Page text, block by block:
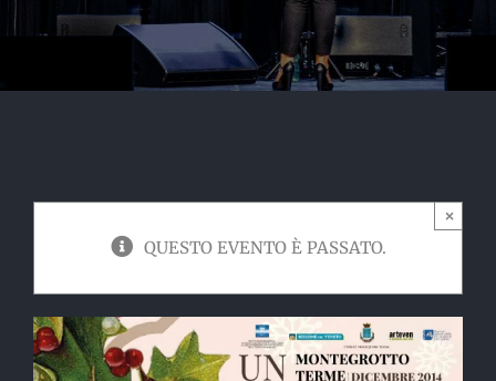
QUESTO EVENTO È PASSATO.
×